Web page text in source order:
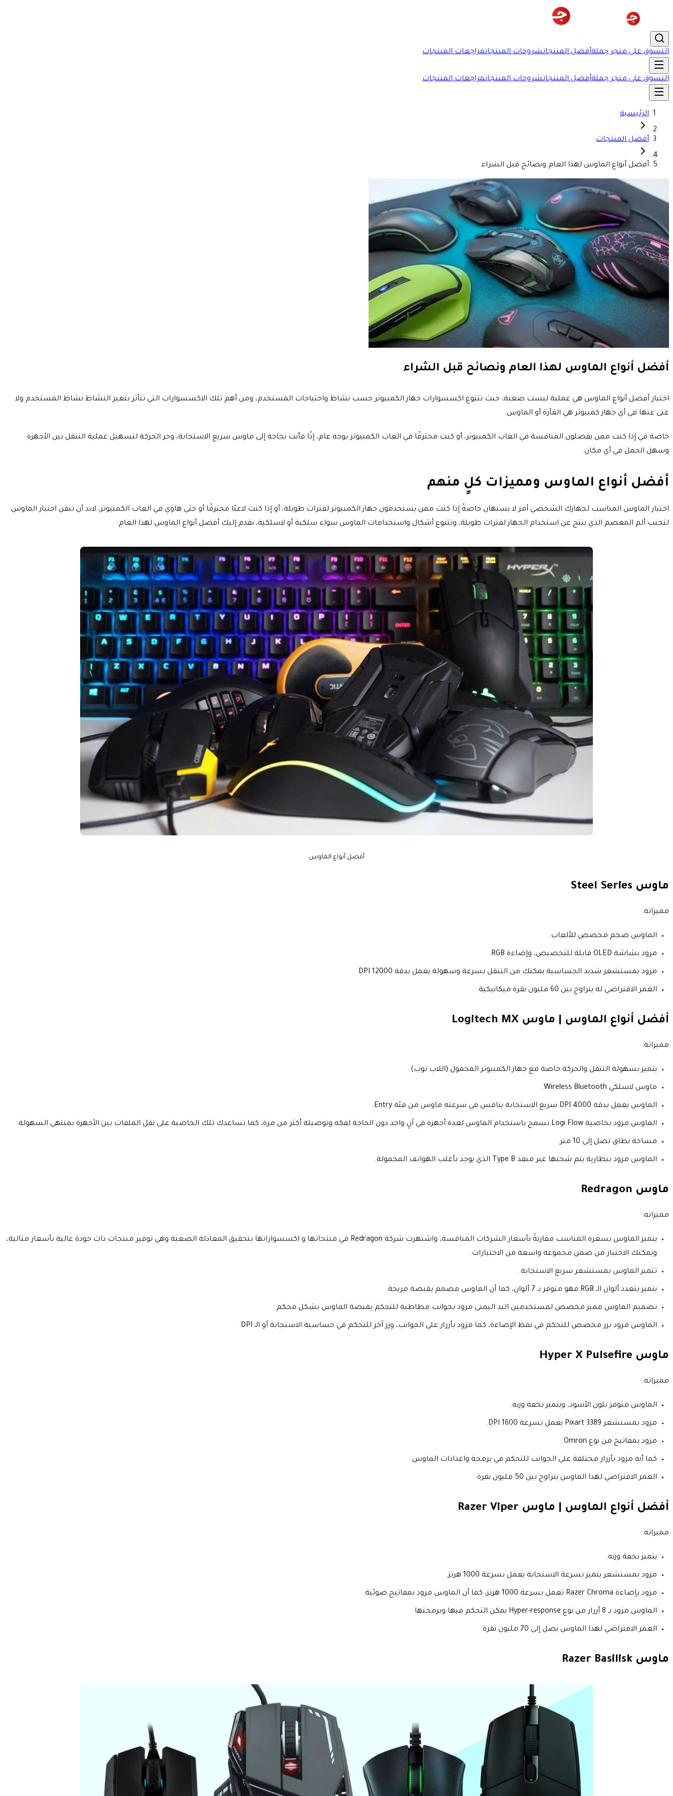
التسوق على متجر جملةأفضل المنتجاتشروحات المنتجاتمراجعات المنتجات
التسوق على متجر جملةأفضل المنتجاتشروحات المنتجاتمراجعات المنتجات
الرئيسية
أفضل المنتجات
أفضل أنواع الماوس لهذا العام ونصائح قبل الشراء
أفضل أنواع الماوس لهذا العام ونصائح قبل الشراء
اختيار أفضل أنواع الماوس هي عملية ليست صعبة، حيث تتنوع اكسسوارات جهاز الكمبيوتر حسب نشاط واحتياجات المستخدم، ومن أهم تلك الاكسسوارات التي تتأثر بتغير النشاط نشاط المستخدم ولا
غنى عنها في أي جهاز كمبيوتر هي الفأرة أو الماوس.
خاصة في إذا كنت ممن يفضلون المنافسة في العاب الكمبيوتر، أو كنت محترفًا في العاب الكمبيوتر بوجه عام، إذًا فأنت بحاجة إلى ماوس سريع الاستجابة، وحر الحركة لتسهيل عملية التنقل بين الأجهزة
وسهل الحمل في أي مكان.
أفضل أنواع الماوس ومميزات كلٍ منهم
اختيار الماوس المناسب لجهازك الشخصي أمر لا يستهان خاصةً إذا كنت ممن يستخدمون جهاز الكمبيوتر لفترات طويلة، أو إذا كنت لاعبًا محترفًا أو حتى هاوي في العاب الكمبيوتر، لابد أن تتقن اختيار الماوس
لتجنب ألم المعصم الذي ينتج عن استخدام الجهاز لفترات طويلة، وتتنوع أشكال واستخدامات الماوس سواء سلكية أو لاسلكية، نقدم إليك أفضل أنواع الماوس لهذا العام:
أفضل أنواع الماوس
ماوس Steel Series
مميزاته:
الماوس ضخم مخصص للألعاب.
مزود بشاشة OLED قابلة للتخصيص، وإضاءة RGB.
مزود بمستشعر شديد الحساسية يمكنك من التنقل بسرعة وسهولة يعمل بدقة DPI 12000
العمر الافتراضي له يتراوح بين 60 مليون نقرة ميكانيكية.
أفضل أنواع الماوس | ماوس Logitech MX
مميزاته:
يتميز بسهولة التنقل والحركة خاصة مع جهاز الكمبيوتر المحمول (اللاب توب).
ماوس لاسلكي Wireless Bluetooth.
الماوس يعمل بدقة DPI 4000 سريع الاستجابة ينافس في سرعته ماوس من فئة Entry.
الماوس مزود بخاصية Logi Flow تسمح باستخدام الماوس لعدة أجهزة في آنٍ واحد دون الحاجة لفكه وتوصيله أكثر من مرة، كما تساعدك تلك الخاصية على نقل الملفات بين الأجهزة بمنتهى السهولة.
مساحة نطاق تصل إلى 10 متر.
الماوس مزود ببطارية يتم شحنها عبر منفذ Type B الذي يوجد بأغلب الهواتف المحمولة.
ماوس Redragon
مميزاته:
يتميز الماوس بسعره المناسب مقارنةً بأسعار الشركات المنافسة، واشتهرت شركة Redragon في منتجاتها و اكسسواراتها بتحقيق المعادلة الصعبة وهي توفير منتجات ذات جودة عالية بأسعار مثالية،
ويمكنك الاختيار من ضمن مجموعة واسعة من الاختيارات.
تتميز الماوس بمستشعر سريع الاستجابة.
يتميز بتعدد ألوان الـ RGB فهو متوفر بـ 7 ألوان، كما أن الماوس مصمم بقبضة مريحة.
تصميم الماوس مميز مخصص لمستخدمين اليد اليمنى مزود بجوانب مطاطية للتحكم بقبضة الماوس بشكل محكم.
الماوس مزود بزر مخصص للتحكم في نمط الإضاءة، كما مزود بأزرار على الجوانب، وزر آخر للتحكم في حساسية الاستجابة أو الـ DPI.
ماوس Hyper X Pulsefire
مميزاته:
الماوس متوفر بلون الأسود، ويتميز بخفة وزنه.
مزود بمستشعر Pixart 3389 يعمل بسرعة DPI 1600.
مزود بمفاتيح من نوع Omron.
كما أنه مزود بأزرار مختلفة على الجوانب للتحكم في برمجة واعدادات الماوس.
العمر الافتراضي لهذا الماوس يتراوح بين 50 مليون نقرة.
أفضل أنواع الماوس | ماوس Razer Viper
مميزاته:
يتميز بخفة وزنه.
مزود بمستشعر يتميز بسرعة الاستجابة يعمل بسرعة 1000 هرتز.
مزود بإضاءة Razer Chroma تعمل بسرعة 1000 هرتز، كما أن الماوس مزود بمفاتيح ضوئية.
الماوس مزود بـ 8 أزرار من نوع Hyper-response يمكن التحكم فيها وبرمجتها.
العمر الافتراضي لهذا الماوس يصل إلى 70 مليون نقرة.
ماوس Razer Basilisk